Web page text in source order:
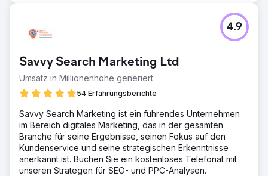
Savvy Search Marketing Ltd
Umsatz in Millionenhöhe generiert
54 Erfahrungsberichte
4.9
Savvy Search Marketing ist ein führendes Unternehmen
im Bereich digitales Marketing, das in der gesamten
Branche für seine Ergebnisse, seinen Fokus auf den
Kundenservice und seine strategischen Erkenntnisse
anerkannt ist. Buchen Sie ein kostenloses Telefonat mit
unseren Strategen für SEO- und PPC-Analysen.